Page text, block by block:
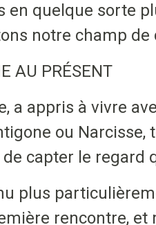
en quelque sorte
notre champ de
AU PRÉSENT
a appris à vivre
ou
de capter le regard
plus
rencontre, et